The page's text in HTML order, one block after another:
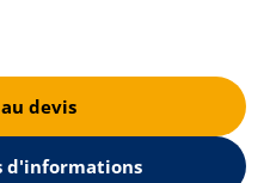
devis
d'informations